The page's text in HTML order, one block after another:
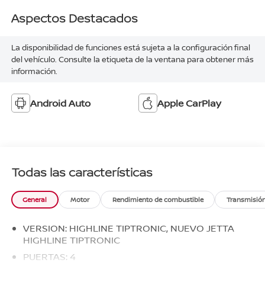
Aspectos Destacados
La disponibilidad de funciones está sujeta a la configuración final
del vehículo. Consulte la etiqueta de la ventana para obtener más
información.
Android Auto Apple CarPlay
Todas las características
General Motor Rendimiento de combustible
VERSION: HIGHLINE TIPTRONIC, NUEVO JETTA
HIGHLINE TIPTRONIC
PUERTAS: 4